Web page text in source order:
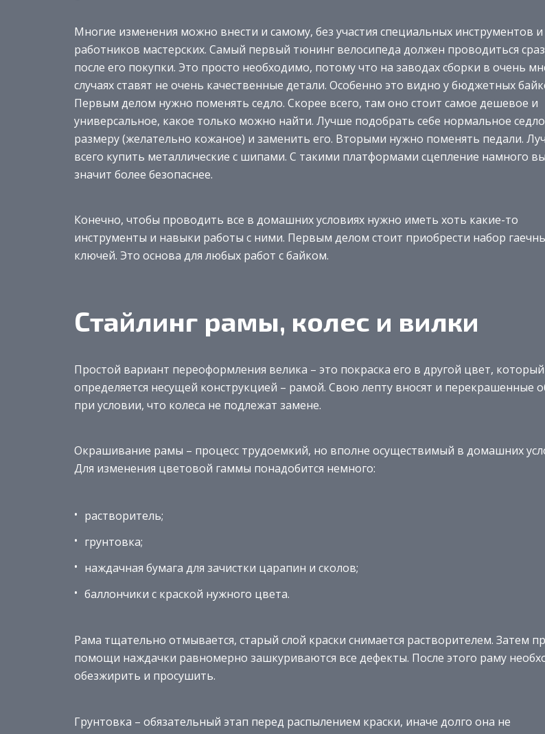
Многие изменения можно внести и самому, без участия специальных инструментов и
работников мастерских. Самый первый тюнинг велосипеда должен проводиться
после его покупки. Это просто необходимо, потому что на заводах сборки в очень
случаях ставят не очень качественные детали. Особенно это видно у бюджетных
Первым делом нужно поменять седло. Скорее всего, там оно стоит самое дешевое и
универсальное, какое только можно найти. Лучше подобрать себе нормальное
размеру (желательно кожаное) и заменить его. Вторыми нужно поменять педали.
всего купить металлические с шипами. С такими платформами сцепление намного
значит более безопаснее.
Конечно, чтобы проводить все в домашних условиях нужно иметь хоть какие-то
инструменты и навыки работы с ними. Первым делом стоит приобрести набор
ключей. Это основа для любых работ с байком.
Стайлинг рамы, колес и вилки
Простой вариант переоформления велика – это покраска его в другой цвет, который
определяется несущей конструкцией – рамой. Свою лепту вносят и перекрашенные
при условии, что колеса не подлежат замене.
Окрашивание рамы – процесс трудоемкий, но вполне осуществимый в домашних
Для изменения цветовой гаммы понадобится немного:
растворитель;
грунтовка;
наждачная бумага для зачистки царапин и сколов;
баллончики с краской нужного цвета.
Рама тщательно отмывается, старый слой краски снимается растворителем. Затем
помощи наждачки равномерно зашкуриваются все дефекты. После этого раму
обезжирить и просушить.
Грунтовка – обязательный этап перед распылением краски, иначе долго она не